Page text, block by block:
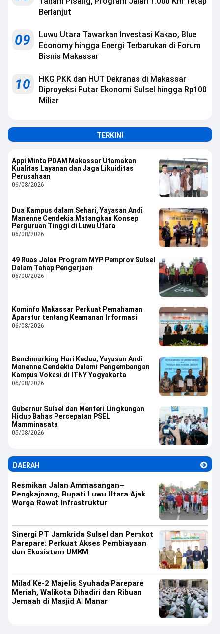
Berlanjut
09
Luwu Utara Tawarkan Investasi Kakao, Blue
Economy hingga Energi Terbarukan di Forum
Bisnis Makassar
10
HKG PKK dan HUT Dekranas di Makassar
Diproyeksi Putar Ekonomi Sulsel hingga Rp100
Miliar
TERKINI
Appi Minta PDAM Makassar Utamakan
Kualitas Layanan dan Jaga Likuiditas
Perusahaan
06/08/2026
Dua Kampus dalam Sehari, Yayasan Andi
Manenne Cendekia Matangkan Konsep
Perguruan Tinggi di Luwu Utara
06/08/2026
49 Ruas Jalan Program MYP Pemprov Sulsel
Dalam Tahap Pengerjaan
06/08/2026
Kominfo Makassar Perkuat Pemahaman
Aparatur tentang Keamanan Informasi
06/08/2026
Benchmarking Hari Kedua, Yayasan Andi
Manenne Cendekia Dalami Pengembangan
Kampus Vokasi di ITNY Yogyakarta
06/08/2026
Gubernur Sulsel dan Menteri Lingkungan
Hidup Bahas Percepatan PSEL
Mamminasata
05/08/2026
DAERAH
Resmikan Jalan Ammasangan–
Pengkajoang, Bupati Luwu Utara Ajak
Warga Rawat Infrastruktur
Sinergi PT Jamkrida Sulsel dan Pemkot
Parepare: Perkuat Akses Pembiayaan
dan Ekosistem UMKM
Milad Ke-2 Majelis Syuhada Parepare
Meriah, Walikota Dihadiri dan Ribuan
Jemaah di Masjid Al Manar